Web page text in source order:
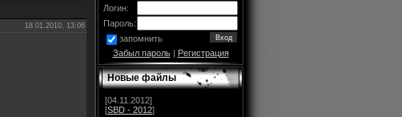
18.01.2010, 13:06
Логин:
Пароль:
запомнить
Забыл пароль| Регистрация
Новые файлы
[04.11.2012]
[SBD - 2012]